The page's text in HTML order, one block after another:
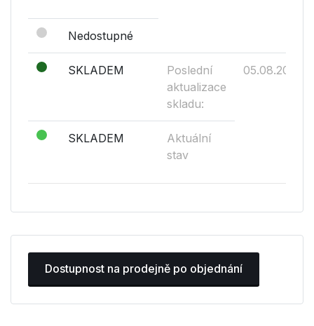
Nedostupné
SKLADEM
Poslední
aktualizace
skladu:
05.08.2026
SKLADEM
Aktuální
stav
Dostupnost na prodejně po objednání